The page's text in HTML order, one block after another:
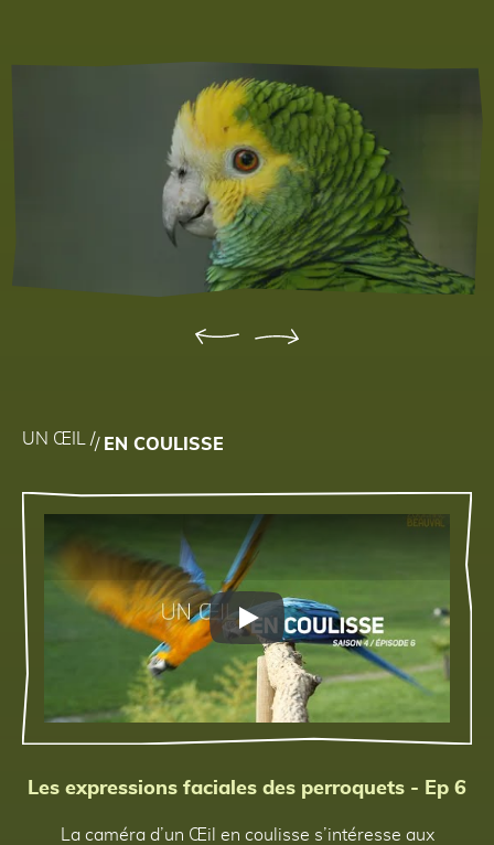
UN ŒIL // EN COULISSE
Play
Les expressions faciales des perroquets - Ep 6
La caméra d’un Œil en coulisse s’intéresse aux